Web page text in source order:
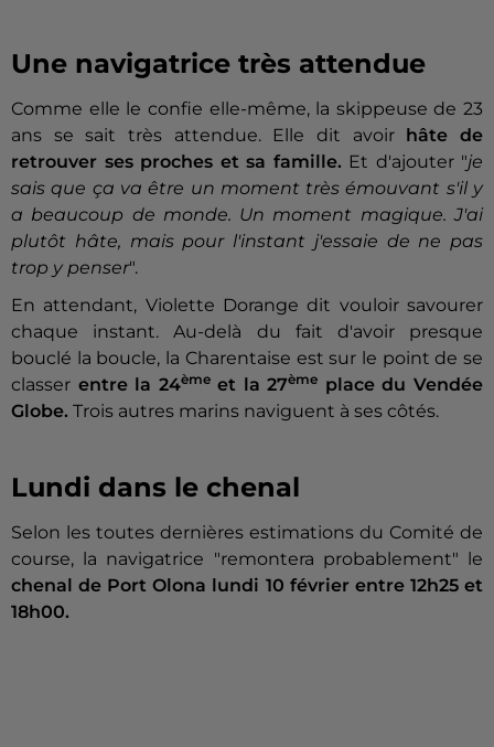
Une navigatrice très attendue
Comme elle le confie elle-même, la skippeuse de 23
ans se sait très attendue. Elle dit avoirhâte de
retrouver ses proches et sa famille. Et d'ajouter "je
sais que ça va être un moment très émouvant s'il y
a beaucoup de monde. Un moment magique. J'ai
plutôt hâte, mais pour l'instant j'essaie de ne pas
trop y penser".
En attendant, Violette Dorange dit vouloir savourer
chaque instant. Au-delà du fait d'avoir presque
bouclé la boucle, la Charentaise est sur le point de se
classer entre la 24èmeet la 27ème place du Vendée
Globe. Trois autres marins naviguent à ses côtés.
Lundi dans le chenal
Selon les toutes dernières estimations du Comité de
course, la navigatrice "remontera probablement" le
chenal de Port Olona lundi 10 février entre 12h25 et
18h00.